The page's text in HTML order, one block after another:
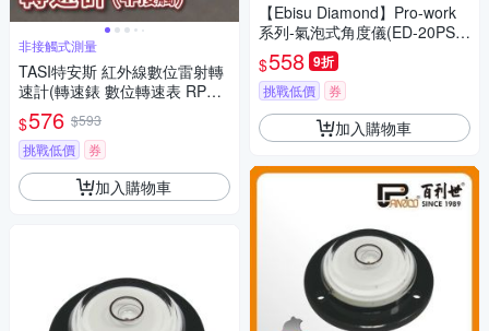
非接觸式測量
TASI特安斯 紅外線數位雷射轉
速計(轉速錶 數位轉速表 RPM
轉速 機測速 轉速測試 手持轉速
錶 風扇轉速)
$576 $593
挑戰低價
券
加入購物車
【Ebisu Diamond】Pro-work
系列-氣泡式角度儀(ED-20PSL
Y)
$558 9折
挑戰低價 券
加入購物車